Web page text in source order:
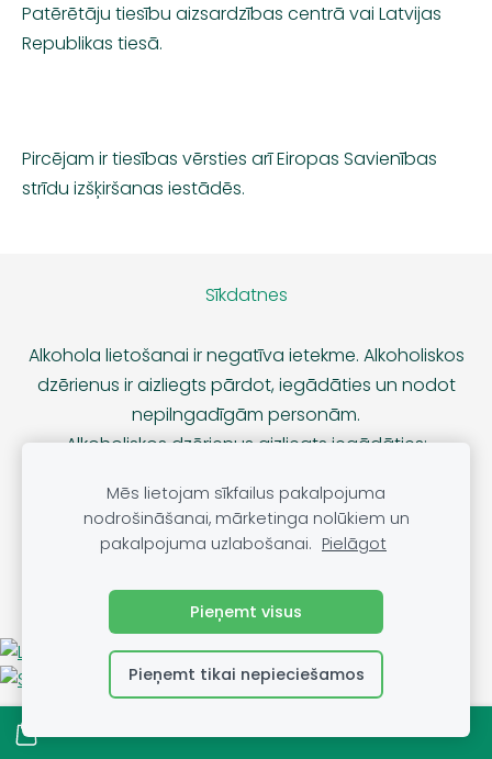
Patērētāju tiesību aizsardzības centrā vai Latvijas
Republikas tiesā.
Pircējam ir tiesības vērsties arī Eiropas Savienības
strīdu izšķiršanas iestādēs.
Sīkdatnes
Alkohola lietošanai ir negatīva ietekme. Alkoholiskos
dzērienus ir aizliegts pārdot, iegādāties un nodot
nepilngadīgām personām.
Alkoholiskos dzērienus aizliegts iegādāties:
pēc pulksten 20.00,
svētdienās līdz pulksten 10.00 un pēc pulksten 18.00.
Mēs lietojam sīkfailus pakalpojuma
nodrošināšanai, mārketinga nolūkiem un
pakalpojuma uzlabošanai. Pielāgot
Pieņemt visus
Pieņemt tikai nepieciešamos